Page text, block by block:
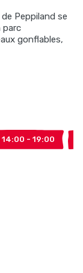
Peppiland se
parc
gonflables,
- 19:00